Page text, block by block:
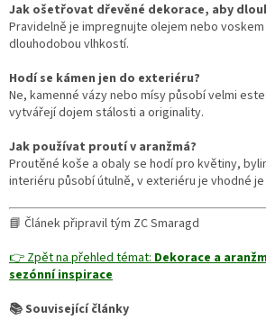
Jak ošetřovat dřevěné dekorace, aby
Pravidelně je impregnujte olejem nebo
dlouhodobou vlhkostí.
Hodí se kámen jen do exteriéru?
Ne, kamenné vázy nebo mísy působí velmi
vytvářejí dojem stálosti a originality.
Jak používat proutí v aranžmá?
Proutěné koše a obaly se hodí pro květiny,
interiéru působí útulně, v exteriéru je vhodné
📘 Článek připravil tým ZC Smaragd
👉 Zpět na přehled témat:Dekorace a
sezónní inspirace
📚 Související články